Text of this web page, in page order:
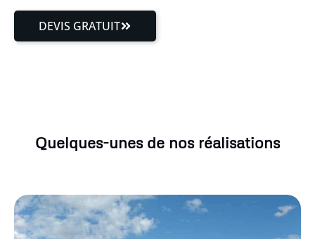
DEVIS GRATUIT
Quelques-unes de nos réalisations